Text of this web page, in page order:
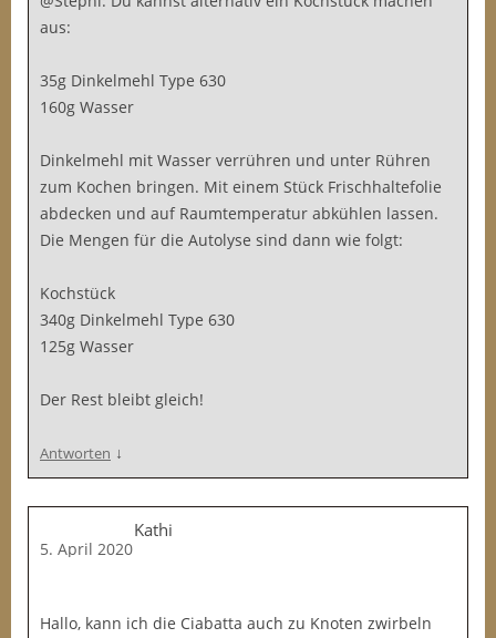
aus:
35g Dinkelmehl Type 630
160g Wasser
Dinkelmehl mit Wasser verrühren und unter Rühren
zum Kochen bringen. Mit einem Stück Frischhaltefolie
abdecken und auf Raumtemperatur abkühlen lassen.
Die Mengen für die Autolyse sind dann wie folgt:
Kochstück
340g Dinkelmehl Type 630
125g Wasser
Der Rest bleibt gleich!
Antworten ↓
Kathi
5. April 2020
Hallo, kann ich die Ciabatta auch zu Knoten zwirbeln